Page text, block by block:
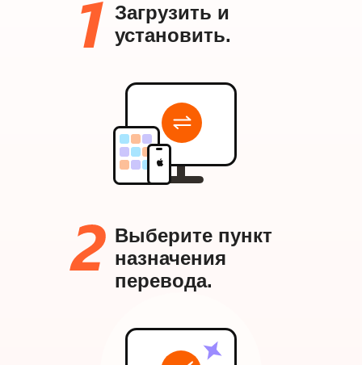
Загрузить и
установить.
Выберите пункт
назначения
перевода.